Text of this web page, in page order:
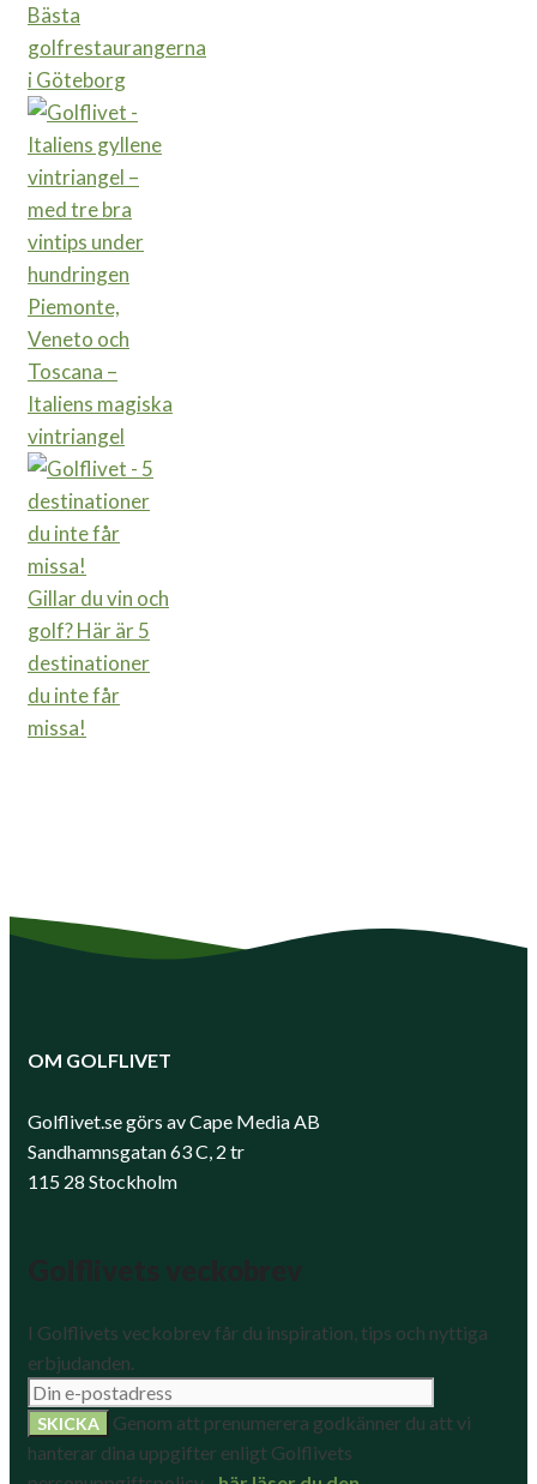
Bästa
golfrestaurangerna
i Göteborg
Piemonte,
Veneto och
Toscana –
Italiens magiska
vintriangel
Gillar du vin och
golf? Här är 5
destinationer
du inte får
missa!
OM GOLFLIVET
Golflivet.se görs av Cape Media AB
Sandhamnsgatan 63 C, 2 tr
115 28 Stockholm
I Golflivets veckobrev får du inspiration, tips och nyttiga
erbjudanden.
Genom att prenumerera godkänner du att vi
hanterar dina uppgifter enligt Golflivets